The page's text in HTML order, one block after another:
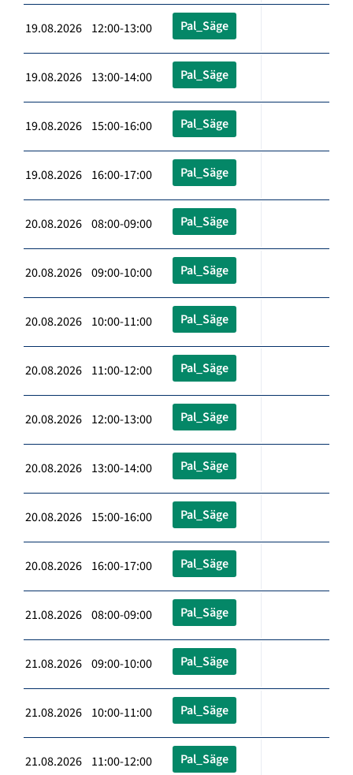
19.08.2026 12:00-13:00 Pal_Säge
19.08.2026 13:00-14:00 Pal_Säge
19.08.2026 15:00-16:00 Pal_Säge
19.08.2026 16:00-17:00 Pal_Säge
20.08.2026 08:00-09:00 Pal_Säge
20.08.2026 09:00-10:00 Pal_Säge
20.08.2026 10:00-11:00 Pal_Säge
20.08.2026 11:00-12:00 Pal_Säge
20.08.2026 12:00-13:00 Pal_Säge
20.08.2026 13:00-14:00 Pal_Säge
20.08.2026 15:00-16:00 Pal_Säge
20.08.2026 16:00-17:00 Pal_Säge
21.08.2026 08:00-09:00 Pal_Säge
21.08.2026 09:00-10:00 Pal_Säge
21.08.2026 10:00-11:00 Pal_Säge
21.08.2026 11:00-12:00 Pal_Säge